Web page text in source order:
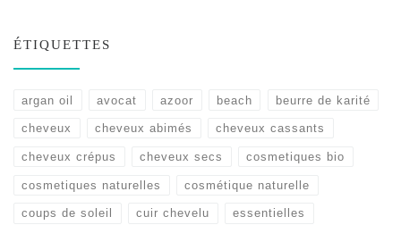
ÉTIQUETTES
argan oil avocat azoor beach beurre de karité
cheveux cheveux abimés cheveux cassants
cheveux crépus cheveux secs cosmetiques bio
cosmetiques naturelles cosmétique naturelle
coups de soleil cuir chevelu essentielles